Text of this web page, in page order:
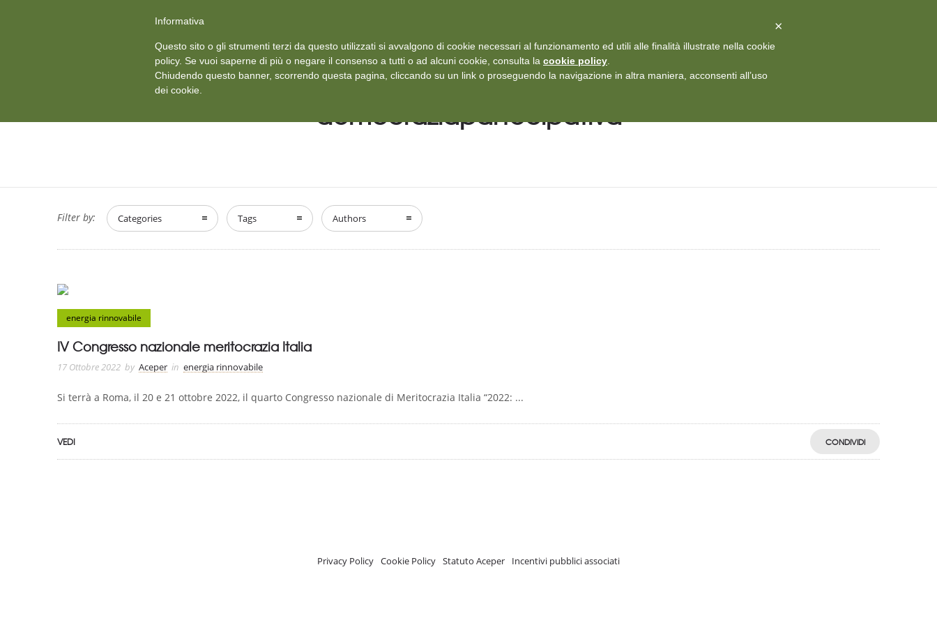
info@aceper.it
HOME CHI SIAMO SERVIZI ISCRIZIONI E TARIFFARIO DICONO DI NOI CASE HISTORY MEDIA CONTATTI
democraziapartecipativa
Filter by: Categories Tags Authors
energia rinnovabile
IV Congresso nazionale meritocrazia Italia
17 Ottobre 2022 by Aceper in energia rinnovabile
Si terrà a Roma, il 20 e 21 ottobre 2022, il quarto Congresso nazionale di Meritocrazia Italia “2022: ...
VEDI CONDIVIDI
Privacy Policy Cookie Policy Statuto Aceper Incentivi pubblici associati
×
Informativa
Questo sito o gli strumenti terzi da questo utilizzati si avvalgono di cookie necessari al funzionamento ed utili alle finalità illustrate nella cookie
policy. Se vuoi saperne di più o negare il consenso a tutti o ad alcuni cookie, consulta la cookie policy
Chiudendo questo banner, scorrendo questa pagina, cliccando su un link o proseguendo la navigazione in altra maniera, acconsenti all’uso
dei cookie.